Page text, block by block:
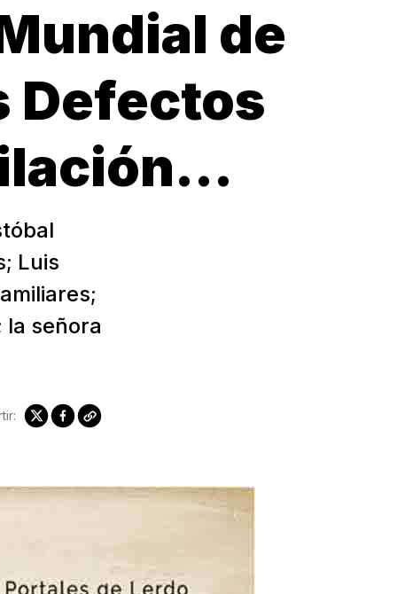
de
Defectos
Luis
la señora